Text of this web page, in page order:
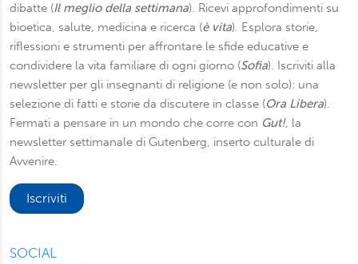
dibatte (Il meglio della settimana). Ricevi approfondimenti su
bioetica, salute, medicina e ricerca (è vita). Esplora storie,
riflessioni e strumenti per affrontare le sfide educative e
condividere la vita familiare di ogni giorno (Sofia). Iscriviti alla
newsletter per gli insegnanti di religione (e non solo): una
selezione di fatti e storie da discutere in classe (Ora Libera).
Fermati a pensare in un mondo che corre con Gut!, la
newsletter settimanale di Gutenberg, inserto culturale di
Avvenire.
Iscriviti
SOCIAL